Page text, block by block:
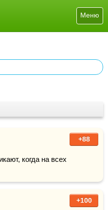
Меню
+88
когда на всех
+100